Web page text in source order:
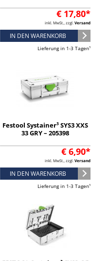
€ 17,80*
inkl. MwSt., zzgl. Versand
IN DEN WARENKORB
Lieferung in 1-3 Tagen¹
Festool Systainer³ SYS3 XXS
33 GRY – 205398
€ 6,90*
inkl. MwSt., zzgl. Versand
IN DEN WARENKORB
Lieferung in 1-3 Tagen¹